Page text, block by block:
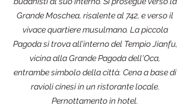
Grande Moschea, risalente al 742, e verso il
vivace quartiere musulmano. La piccola
Pagoda si trova all’interno del Tempio Jianfu,
vicina alla Grande Pagoda dell'Oca,
entrambe simbolo della città. Cena a base di
ravioli cinesi in un ristorante locale.
Pernottamento in hotel.